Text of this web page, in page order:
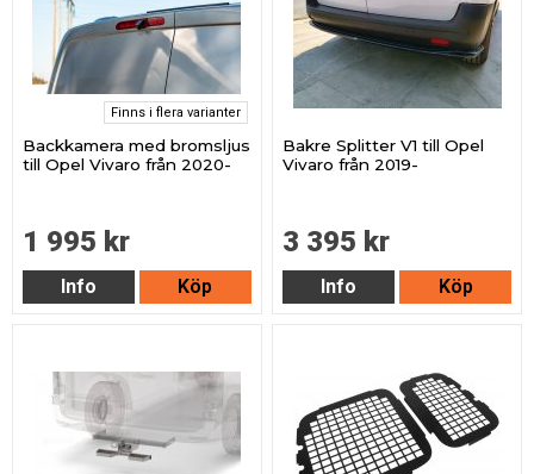
Finns i flera varianter
Backkamera med bromsljus
till Opel Vivaro från 2020-
1 995 kr
Info Köp
Bakre Splitter V1 till Opel
Vivaro från 2019-
3 395 kr
Info Köp